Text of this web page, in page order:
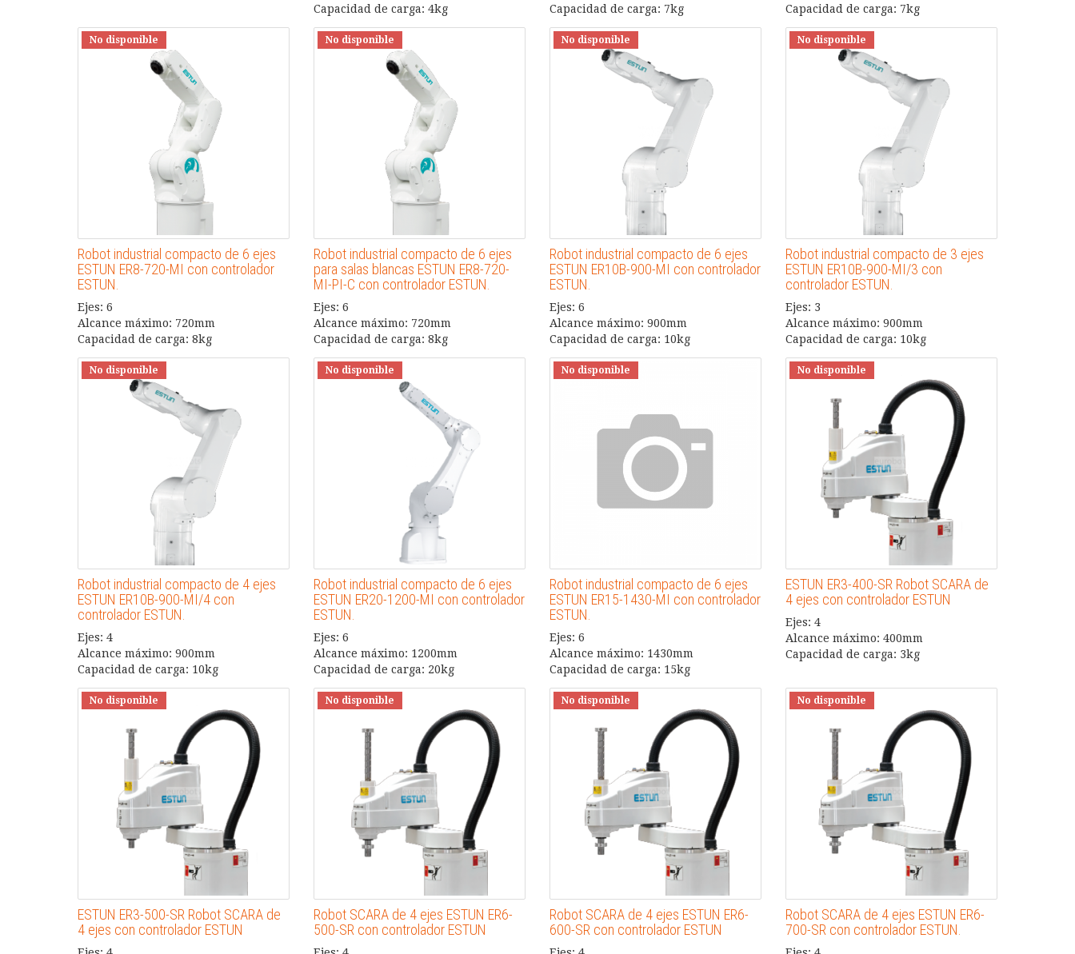
Capacidad de carga: 4kg
Capacidad de carga: 7kg
Capacidad de carga: 7kg
No disponible
Robot industrial compacto de 6 ejes
ESTUN ER8-720-MI con controlador
ESTUN.
Ejes: 6
Alcance máximo: 720mm
Capacidad de carga: 8kg
No disponible
Robot industrial compacto de 6 ejes
para salas blancas ESTUN ER8-720-
MI-PI-C con controlador ESTUN.
Ejes: 6
Alcance máximo: 720mm
Capacidad de carga: 8kg
No disponible
Robot industrial compacto de 6 ejes
ESTUN ER10B-900-MI con controlador
ESTUN.
Ejes: 6
Alcance máximo: 900mm
Capacidad de carga: 10kg
No disponible
Robot industrial compacto de 3 ejes
ESTUN ER10B-900-MI/3 con
controlador ESTUN.
Ejes: 3
Alcance máximo: 900mm
Capacidad de carga: 10kg
No disponible
Robot industrial compacto de 4 ejes
ESTUN ER10B-900-MI/4 con
controlador ESTUN.
Ejes: 4
Alcance máximo: 900mm
Capacidad de carga: 10kg
No disponible
Robot industrial compacto de 6 ejes
ESTUN ER20-1200-MI con controlador
ESTUN.
Ejes: 6
Alcance máximo: 1200mm
Capacidad de carga: 20kg
No disponible
Robot industrial compacto de 6 ejes
ESTUN ER15-1430-MI con controlador
ESTUN.
Ejes: 6
Alcance máximo: 1430mm
Capacidad de carga: 15kg
No disponible
ESTUN ER3-400-SR Robot SCARA de
4 ejes con controlador ESTUN
Ejes: 4
Alcance máximo: 400mm
Capacidad de carga: 3kg
No disponible
ESTUN ER3-500-SR Robot SCARA de
4 ejes con controlador ESTUN
No disponible
Robot SCARA de 4 ejes ESTUN ER6-
500-SR con controlador ESTUN
No disponible
Robot SCARA de 4 ejes ESTUN ER6-
600-SR con controlador ESTUN
No disponible
Robot SCARA de 4 ejes ESTUN ER6-
700-SR con controlador ESTUN.